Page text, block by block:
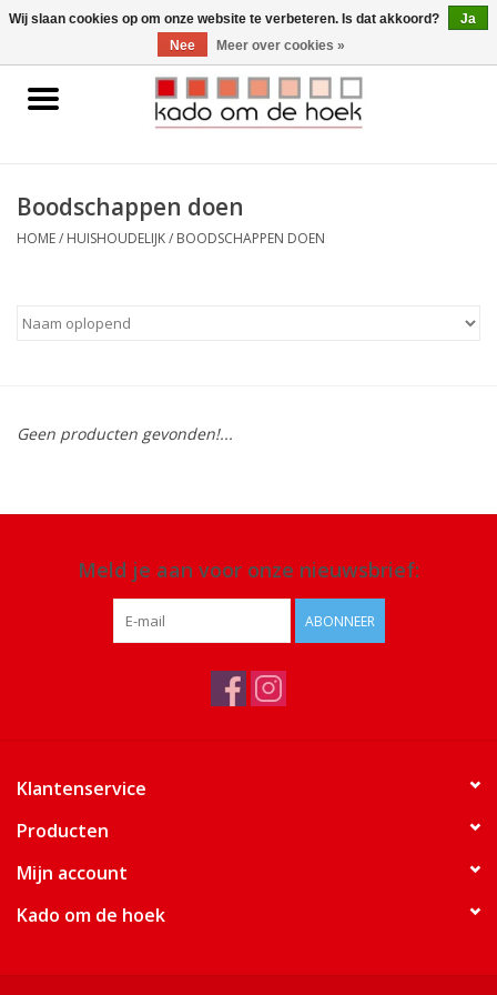
0 Artikelen - €0,00
Home
Gadgets
Boodschappen doen
HOME/ HUISHOUDELIJK/ BOODSCHAPPEN DOEN
Geen producten gevonden!...
Meld je aan voor onze nieuwsbrief:
ABONNEER
Klantenservice
Producten
Mijn account
Kado om de hoek
Wij slaan cookies op om onze website te verbeteren. Is dat akkoord?
Ja
Nee
Meer over cookies »